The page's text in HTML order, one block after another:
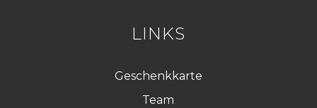
LINKS
Geschenkkarte
Team